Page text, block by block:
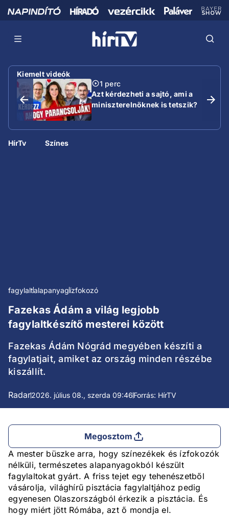
Kiemelt videók
1 perc
Azt kérdezheti a sajtó, ami a
miniszterelnöknek is tetszik?
HírTv Színes
fagylaltalapanyagízfokozó
Fazekas Ádám a világ legjobb
fagylaltkészítő mesterei között
Fazekas Ádám Nógrád megyében készíti a
fagylatjait, amiket az ország minden részébe
kiszállít.
Radar2026. július 08., szerda 09:46Forrás: HírTV
Megosztom
A mester büszke arra, hogy színezékek és ízfokozók
nélküli, természetes alapanyagokból készült
fagylaltokat gyárt. A friss tejet egy tehenészetből
vásárolja, világhírű pisztácia fagylaltjához pedig
egyenesen Olaszországból érkezik a pisztácia. És
hogy miért jött Rómába, azt ő mondja el.